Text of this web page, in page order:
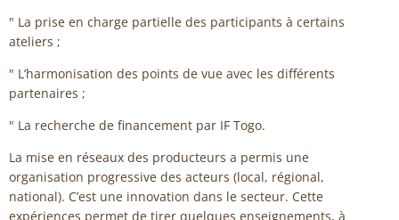
" La prise en charge partielle des participants à certains
ateliers ;
" L’harmonisation des points de vue avec les différents
partenaires ;
" La recherche de financement par IF Togo.
La mise en réseaux des producteurs a permis une
organisation progressive des acteurs (local, régional,
national). C’est une innovation dans le secteur. Cette
expériences permet de tirer quelques enseignements, à